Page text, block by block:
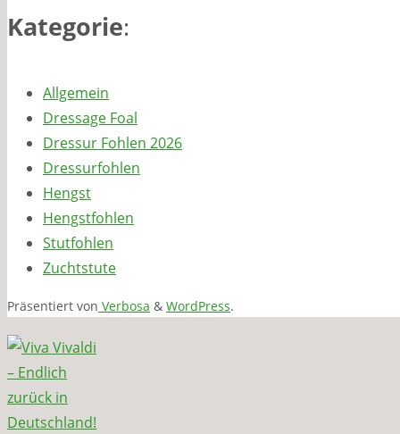
Kategorie:
Allgemein
Dressage Foal
Dressur Fohlen 2026
Dressurfohlen
Hengst
Hengstfohlen
Stutfohlen
Zuchtstute
Präsentiert von Verbosa & WordPress.